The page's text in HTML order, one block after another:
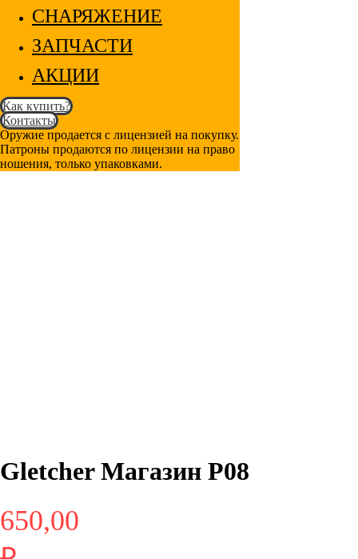
СНАРЯЖЕНИЕ
ЗАПЧАСТИ
АКЦИИ
Как купить?
Контакты
Оружие продается с лицензией на покупку.
Патроны продаются по лицензии на право
ношения, только упаковками.
Gletcher Магазин P08
650,00